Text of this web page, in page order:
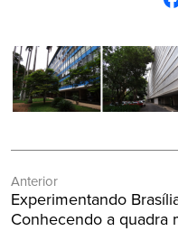
de
Post
Anterior
Post
Anterior:
Experimentando
Conhecendo a quadra